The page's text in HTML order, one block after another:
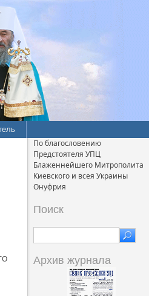
По благословению
Предстоятеля УПЦ
Блаженнейшего Митрополита
Киевского и всея Украины
Онуфрия
Поиск
Архив журнала